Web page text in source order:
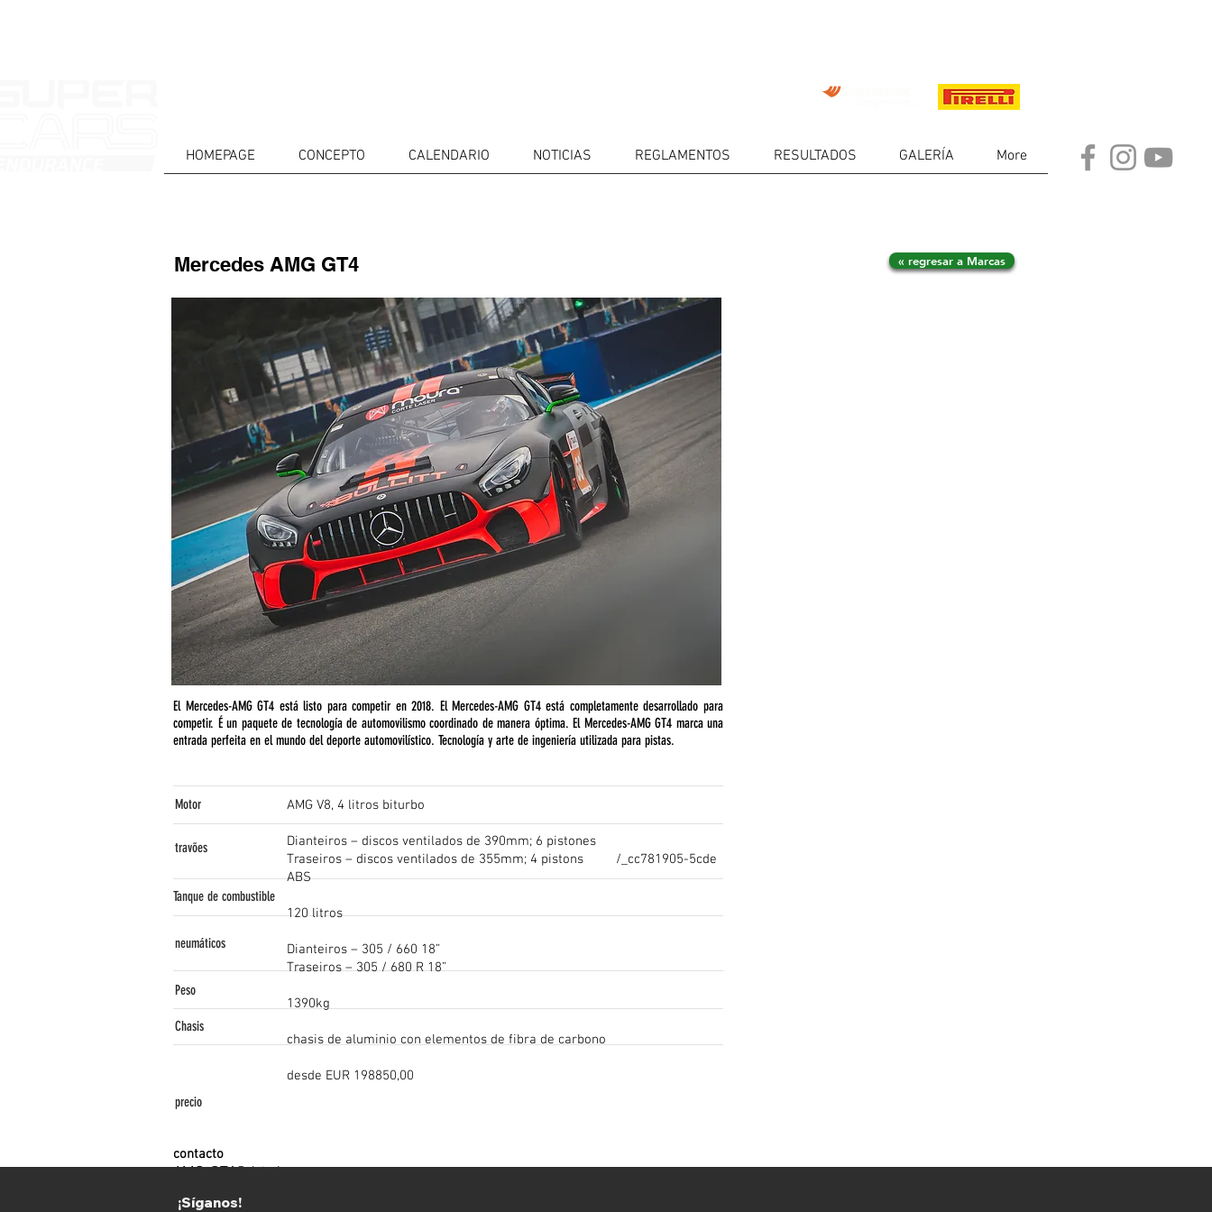
HOMEPAGE CONCEPTO CALENDARIO NOTICIAS REGLAMENTOS RESULTADOS GALERÍA More
Mercedes AMG GT4 « regresar a Marcas
El Mercedes-AMG GT4 está listo para competir en 2018. El Mercedes-AMG GT4 está completamente desarrollado para
competir. É un paquete de tecnología de automovilismo coordinado de manera óptima. El Mercedes-AMG GT4 marca una
entrada perfeita en el mundo del deporte automovilístico. Tecnología y arte de ingeniería utilizada para pistas.
AMG V8, 4 litros biturbo
Dianteiros – discos ventilados de 390mm; 6 pistones
Traseiros – discos ventilados de 355mm; 4 pistons /_cc781905-5cde
ABS
120 litros
Dianteiros – 305 / 660 18”
Traseiros – 305 / 680 R 18”
1390kg
chasis de aluminio con elementos de fibra de carbono
desde EUR 198850,00
Motor
travões
Tanque de combustible
neumáticos
Peso
Chasis
precio
contacto
AMG-GT4@daimler.com
¡Síganos!